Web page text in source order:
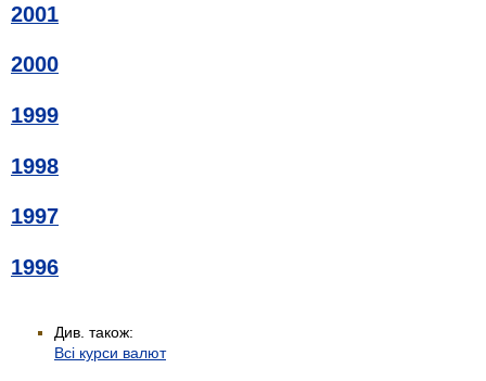
2001
2000
1999
1998
1997
1996
Див. також:
Всі курси валют